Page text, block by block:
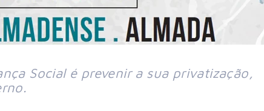
Social é prevenir a sua privatização,